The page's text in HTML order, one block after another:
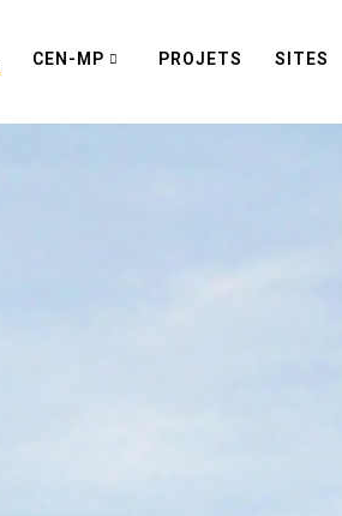
CEN-MP PROJETS SITES